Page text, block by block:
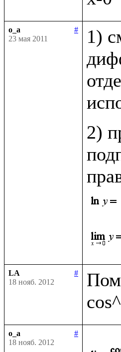
o_a
#
23 мая 2011
1)
2)
LA
#
18 нояб. 2012
o_a
#
18 нояб. 2012